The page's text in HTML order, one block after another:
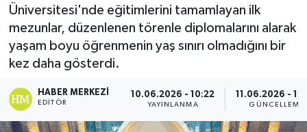
Üniversitesi'nde eğitimlerini tamamlayan ilk
mezunlar, düzenlenen törenle diplomalarını alarak
yaşam boyu öğrenmenin yaş sınırı olmadığını bir
kez daha gösterdi.
HABER MERKEZI
EDITÖR
10.06.2026 - 10:22
YAYINLANMA
11.06.2026 -
GÜNCELLEME
Magazin
Politika
Tüm Manşetler
Son Dakika Haberleri